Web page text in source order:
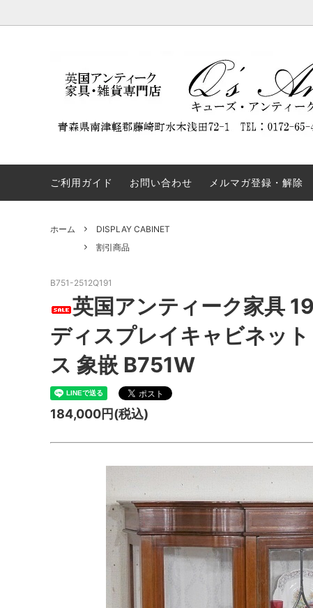
SIDEBOARD TABLE
OTHERS
割引商
Q'S ANTIQUES（キューズ・アンティー
クス）について
ついて）
ください。
ご利用ガイド
お問い合わせ メルマガ登録・解除
ホーム
DISPLAY CABINET
割引商品
B751-2512Q191
英国アンティーク家具
ディスプレイキャビネッ
ス 象嵌 B751W
184,000円(税込)